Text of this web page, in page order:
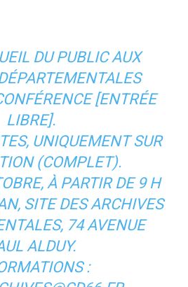
DU PUBLIC AUX
[ENTRÉE
LIBRE].
UNIQUEMENT SUR
(COMPLET).
À PARTIR DE 9 H
SITE DES ARCHIVES
74 AVENUE
ALDUY.
: